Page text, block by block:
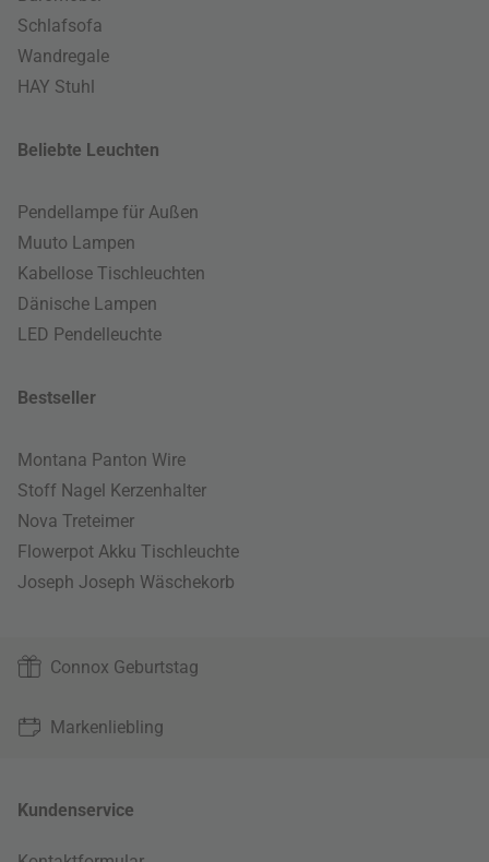
Schlafsofa
Wandregale
HAY Stuhl
Beliebte Leuchten
Pendellampe für Außen
Muuto Lampen
Kabellose Tischleuchten
Dänische Lampen
LED Pendelleuchte
Bestseller
Montana Panton Wire
Stoff Nagel Kerzenhalter
Nova Treteimer
Flowerpot Akku Tischleuchte
Joseph Joseph Wäschekorb
Connox Geburtstag
Markenliebling
Kundenservice